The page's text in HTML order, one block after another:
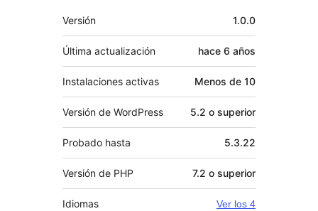
Meta
Versión 1.0.0
Última actualización hace 6 años
Instalaciones activas Menos de 10
Versión de WordPress 5.2 o superior
Probado hasta 5.3.22
Versión de PHP 7.2 o superior
Idiomas Ver los 4